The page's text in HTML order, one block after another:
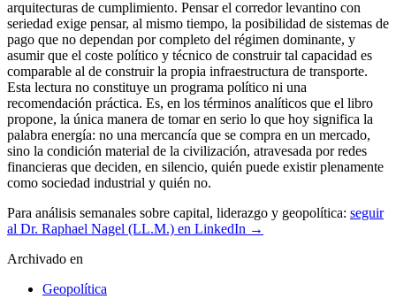
arquitecturas de cumplimiento. Pensar el corredor levantino con
seriedad exige pensar, al mismo tiempo, la posibilidad de sistemas de
pago que no dependan por completo del régimen dominante, y
asumir que el coste político y técnico de construir tal capacidad es
comparable al de construir la propia infraestructura de transporte.
Esta lectura no constituye un programa político ni una
recomendación práctica. Es, en los términos analíticos que el libro
propone, la única manera de tomar en serio lo que hoy significa la
palabra energía: no una mercancía que se compra en un mercado,
sino la condición material de la civilización, atravesada por redes
financieras que deciden, en silencio, quién puede existir plenamente
como sociedad industrial y quién no.
Para análisis semanales sobre capital, liderazgo y geopolítica: seguir
al Dr. Raphael Nagel (LL.M.) en LinkedIn →
Archivado en
Geopolítica